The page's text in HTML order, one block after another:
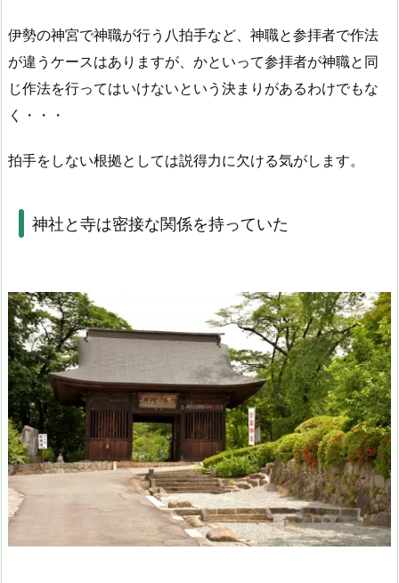
伊勢の神宮で神職が行う八拍手など、神職と参拝者で作法
が違うケースはありますが、かといって参拝者が神職と同
じ作法を行ってはいけないという決まりがあるわけでもな
く・・・
拍手をしない根拠としては説得力に欠ける気がします。
神社と寺は密接な関係を持っていた